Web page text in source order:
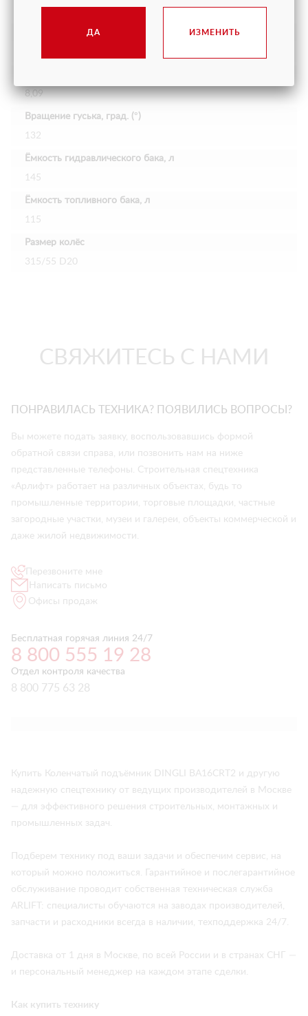
2,40
Дорожный просвет, м
8,09
Вращение гуська, град. (°)
132
Ёмкость гидравлического бака, л
145
Ёмкость топливного бака, л
115
Размер колёс
315/55 D20
СВЯЖИТЕСЬ С НАМИ
ПОНРАВИЛАСЬ ТЕХНИКА? ПОЯВИЛИСЬ ВОПРОСЫ?
Вы можете подать заявку, воспользовавшись формой
обратной связи справа, или позвонить нам на ниже
представленные телефоны. Строительная спецтехника
«Арлифт» работает на различных объектах, будь то
промышленные территории, торговые площадки, частные
загородные участки, музеи и галереи, объекты коммерческой и
даже жилой недвижимости.
Перезвоните мне
Написать письмо
Офисы продаж
Бесплатная горячая линия 24/7
8 800 555 19 28
Отдел контроля качества
8 800 775 63 28
Купить Коленчатый подъёмник DINGLI BA16CRT2 и другую
надежную спецтехнику от ведущих производителей в Москве
— для эффективного решения строительных, монтажных и
промышленных задач.
Подберем технику под ваши задачи и обеспечим сервис, на
который можно положиться. Гарантийное и послегарантийное
обслуживание проводит собственная техническая служба
ARLIFT: специалисты обучаются на заводах производителей,
запчасти и расходники всегда в наличии, техподдержка 24/7.
Доставка от 1 дня в Москве, по всей России и в странах СНГ —
и персональный менеджер на каждом этапе сделки.
Как купить технику
ДА ИЗМЕНИТЬ